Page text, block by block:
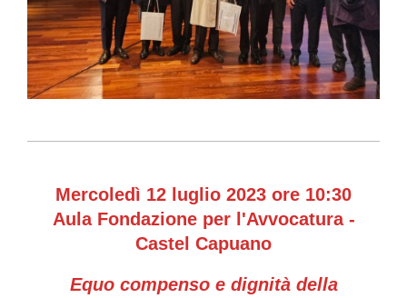
Mercoledì 12 luglio 2023 ore 10:30
Aula Fondazione per l'Avvocatura -
Castel Capuano
Equocompenso e dignità della